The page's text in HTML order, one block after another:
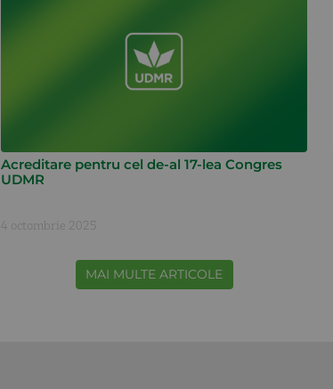
Acreditare pentru cel de-al 17-lea Congres
UDMR
4 octombrie 2025
MAI MULTE ARTICOLE